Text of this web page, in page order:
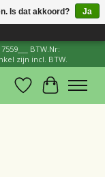
×
BTW.Nr:
zijn incl. BTW.
Verlanglijst
Is dat akkoord?
Ja